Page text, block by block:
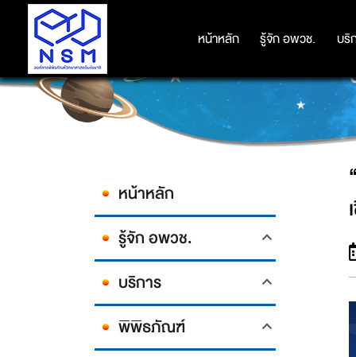
หน้าหลัก รู้จัก อพวช. บริ
หน้าหลัก รู้จัก อพวช. บริ
“ศุภมาส” รมว.อว. มอบรางวัล
หน้าหลัก
รู้จัก อพวช.
บริการ
พิพิธภัณฑ์